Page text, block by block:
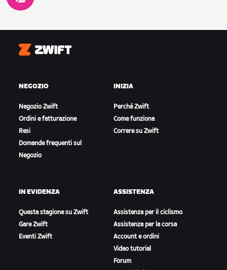
Zwift
NEGOZIO
Negozio Zwift
Ordini e fatturazione
Resi
Domande frequenti sul
Negozio
INIZIA
Perché Zwift
Come funziona
Correre su Zwift
IN EVIDENZA
Questa stagione su Zwift
Gare Zwift
Eventi Zwift
ASSISTENZA
Assistenza per il ciclismo
Assistenza per la corsa
Account e ordini
Video tutorial
Forum